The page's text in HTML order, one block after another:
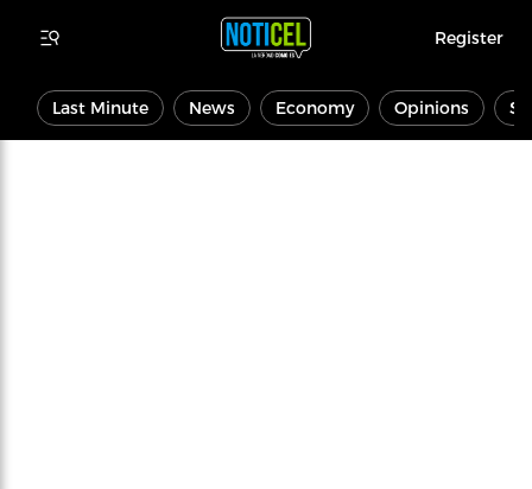
Register
Last Minute News Economy Opinions